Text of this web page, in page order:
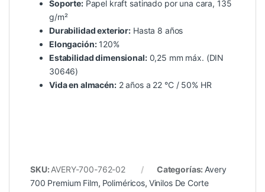
Soporte:Papel kraft satinado por una cara, 135
g/m²
Durabilidad exterior: Hasta 8 años
Elongación:120%
Estabilidad dimensional:0,25 mm máx. (DIN
30646)
Vida en almacén:2 años a 22 °C / 50% HR
SKU: AVERY-700-762-02 Categorías: Avery
700 Premium Film, Poliméricos, Vinilos De Corte